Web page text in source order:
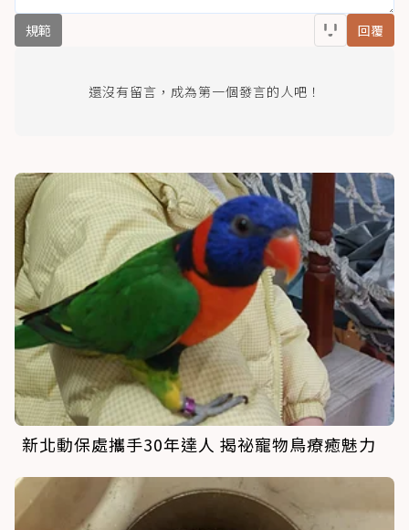
規範 回覆
還沒有留言，成為第一個發言的人吧！
新北動保處攜手30年達人 揭祕寵物鳥療癒魅力